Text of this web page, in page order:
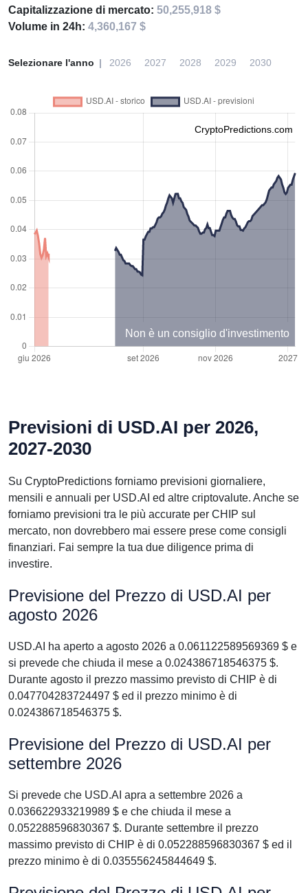
Capitalizzazione di mercato: 50,255,918 $
Volume in 24h: 4,360,167 $
Selezionare l'anno 2026 2027 2028 2029 2030
CryptoPredictions.com
Non è un consiglio d'investimento
Previsioni di USD.AI per 2026,
2027-2030
Su CryptoPredictions forniamo previsioni giornaliere,
mensili e annuali per USD.AI ed altre criptovalute. Anche se
forniamo previsioni tra le più accurate per CHIP sul
mercato, non dovrebbero mai essere prese come consigli
finanziari. Fai sempre la tua due diligence prima di
investire.
Previsione del Prezzo di USD.AI per
agosto 2026
USD.AI ha aperto a agosto 2026 a 0.061122589569369 $ e
si prevede che chiuda il mese a 0.024386718546375 $.
Durante agosto il prezzo massimo previsto di CHIP è di
0.047704283724497 $ ed il prezzo minimo è di
0.024386718546375 $.
Previsione del Prezzo di USD.AI per
settembre 2026
Si prevede che USD.AI apra a settembre 2026 a
0.036622933219989 $ e che chiuda il mese a
0.052288596830367 $. Durante settembre il prezzo
massimo previsto di CHIP è di 0.052288596830367 $ ed il
prezzo minimo è di 0.035556245844649 $.